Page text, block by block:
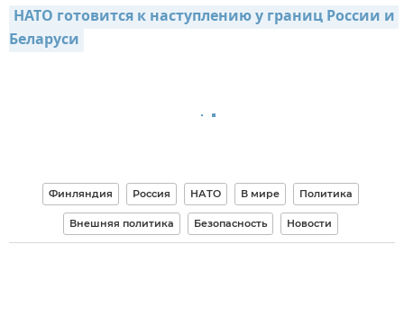
НАТО готовится к наступлению у границ России и
Беларуси
Финляндия Россия НАТО В мире Политика
Внешняя политика Безопасность Новости